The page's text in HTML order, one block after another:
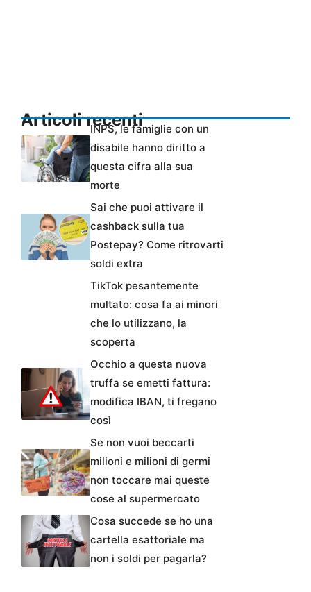
Articoli recentiINPS, le famiglie con un
disabile hanno diritto a
questa cifra alla sua
morte
Sai che puoi attivare il
cashback sulla tua
Postepay? Come ritrovarti
soldi extra
TikTok pesantemente
multato: cosa fa ai minori
che lo utilizzano, la
scoperta
Occhio a questa nuova
truffa se emetti fattura:
modifica IBAN, ti fregano
così
Se non vuoi beccarti
milioni e milioni di germi
non toccare mai queste
cose al supermercato
Cosa succede se ho una
cartella esattoriale ma
non i soldi per pagarla?